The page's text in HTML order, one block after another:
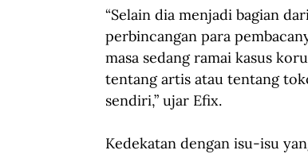
“Selain dia menjadi bagian
perbincangan para
masa sedang ramai kasus
tentang artis atau tentang
sendiri,” ujar Efix.
Kedekatan dengan isu-isu